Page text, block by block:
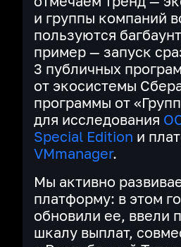
и группы компаний
пользуются
пример — запуск
3 публичных
от экосистемы
программы от
для исследования
Special Edition и
VMmanager.
Мы активно
платформу: в этом
обновили ее, ввели
шкалу выплат,